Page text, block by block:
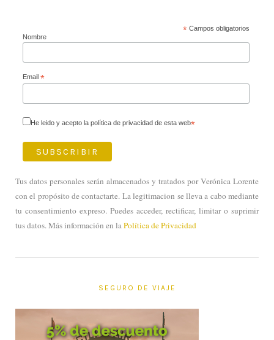
*Campos obligatorios
Nombre
Email *
He leido y acepto la política de privacidad de esta web*
Tus datos personales serán almacenados y tratados por Verónica Lorente
con el propósito de contactarte. La legitimacion se lleva a cabo mediante
tu consentimiento expreso. Puedes acceder, rectificar, limitar o suprimir
tus datos. Más información en la Política de Privacidad
SEGURO DE VIAJE